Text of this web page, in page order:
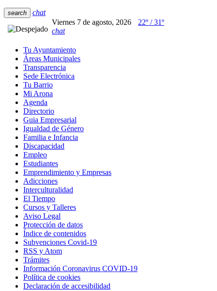
search
chat
Viernes 7 de agosto, 2026
22º / 31º
chat
Tu Ayuntamiento
Áreas Municipales
Transparencia
Sede Electrónica
Tu Barrio
Mi Arona
Agenda
Directorio
Guia Empresarial
Igualdad de Género
Familia e Infancia
Discapacidad
Empleo
Estudiantes
Emprendimiento y Empresas
Adicciones
Interculturalidad
El Tiempo
Cursos y Talleres
Aviso Legal
Protección de datos
Índice de contenidos
Subvenciones Covid-19
RSS y Atom
Trámites
Información Coronavirus COVID-19
Política de cookies
Declaración de accesibilidad